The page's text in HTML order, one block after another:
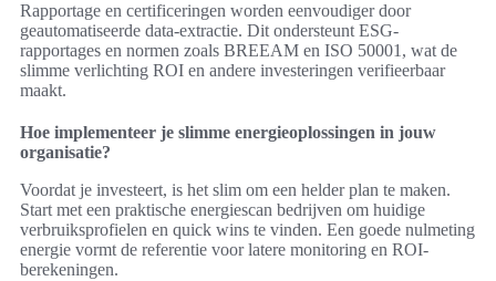
Rapportage en certificeringen worden eenvoudiger door
geautomatiseerde data-extractie. Dit ondersteunt ESG-
rapportages en normen zoals BREEAM en ISO 50001, wat de
slimme verlichting ROI en andere investeringen verifieerbaar
maakt.
Hoe implementeer je slimme energieoplossingen in jouw
organisatie?
Voordat je investeert, is het slim om een helder plan te maken.
Start met een praktische energiescan bedrijven om huidige
verbruiksprofielen en quick wins te vinden. Een goede nulmeting
energie vormt de referentie voor latere monitoring en ROI-
berekeningen.